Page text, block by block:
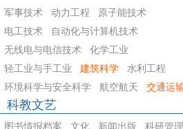
军事技术
动力工程
原子能技术
电工技术
自动化与计算机技术
无线电与电信技术
化学工业
轻工业与手工业
建筑科学
水利工程
环境科学与安全科学
航空航天 交通运
科教文艺
图书情报档案 文化 新闻出版
科研管理